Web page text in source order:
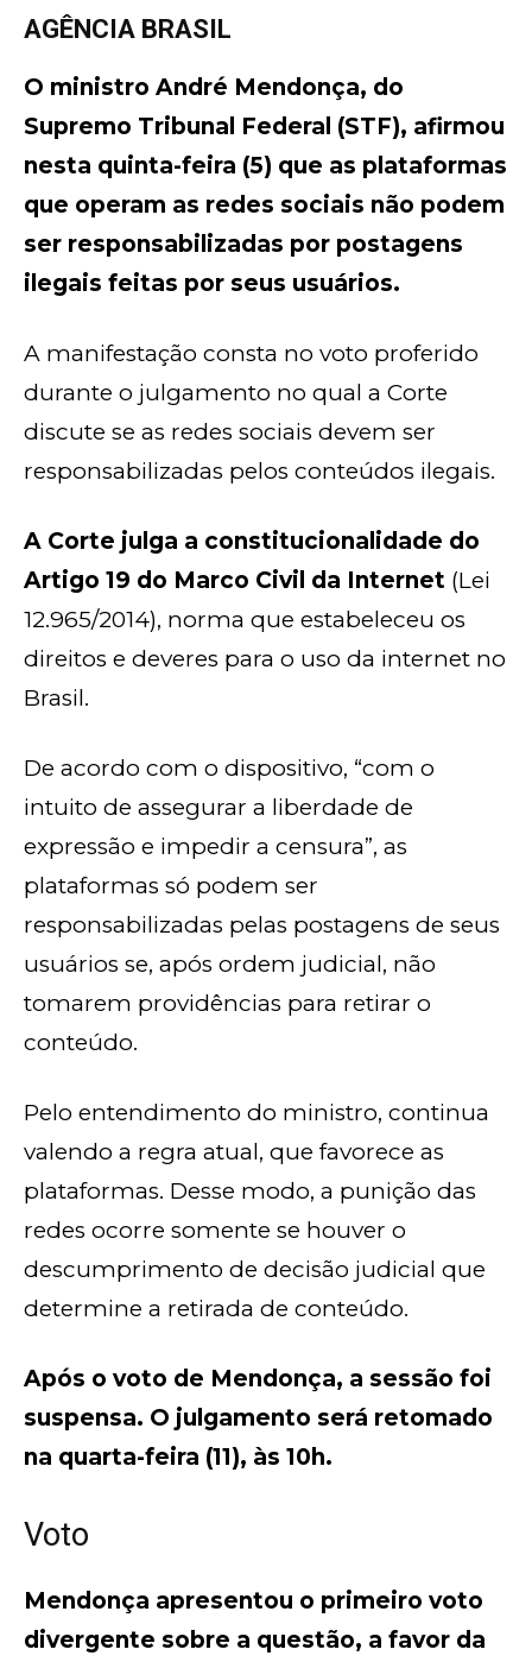
AGÊNCIA BRASIL
O ministro André Mendonça, do
Supremo Tribunal Federal (STF), afirmou
nesta quinta-feira (5) que as plataformas
que operam as redes sociais não podem
ser responsabilizadas por postagens
ilegais feitas por seus usuários.
A manifestação consta no voto proferido
durante o julgamento no qual a Corte
discute se as redes sociais devem ser
responsabilizadas pelos conteúdos ilegais.
A Corte julga a constitucionalidade do
Artigo 19 do Marco Civil da Internet (Lei
12.965/2014), norma que estabeleceu os
direitos e deveres para o uso da internet no
Brasil.
De acordo com o dispositivo, “com o
intuito de assegurar a liberdade de
expressão e impedir a censura”, as
plataformas só podem ser
responsabilizadas pelas postagens de seus
usuários se, após ordem judicial, não
tomarem providências para retirar o
conteúdo.
Pelo entendimento do ministro, continua
valendo a regra atual, que favorece as
plataformas. Desse modo, a punição das
redes ocorre somente se houver o
descumprimento de decisão judicial que
determine a retirada de conteúdo.
Após o voto de Mendonça, a sessão foi
suspensa. O julgamento será retomado
na quarta-feira (11), às 10h.
Voto
Mendonça apresentou o primeiro voto
divergente sobre a questão, a favor da